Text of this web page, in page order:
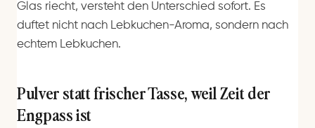
Glas riecht, versteht den Unterschied sofort. Es
duftet nicht nach Lebkuchen-Aroma, sondern nach
echtem Lebkuchen.
Pulver statt frischer Tasse, weil Zeit der
Engpass ist